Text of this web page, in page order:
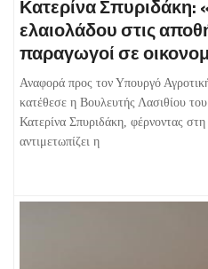
Κατερίνα Σπυριδάκη:
ελαιολάδου στις
παραγωγοί σε
Αναφορά προς τον Υπουργό
κατέθεσε η Βουλευτής Λασιθίου
Κατερίνα Σπυριδάκη, φέρνοντας
αντιμετωπίζει η